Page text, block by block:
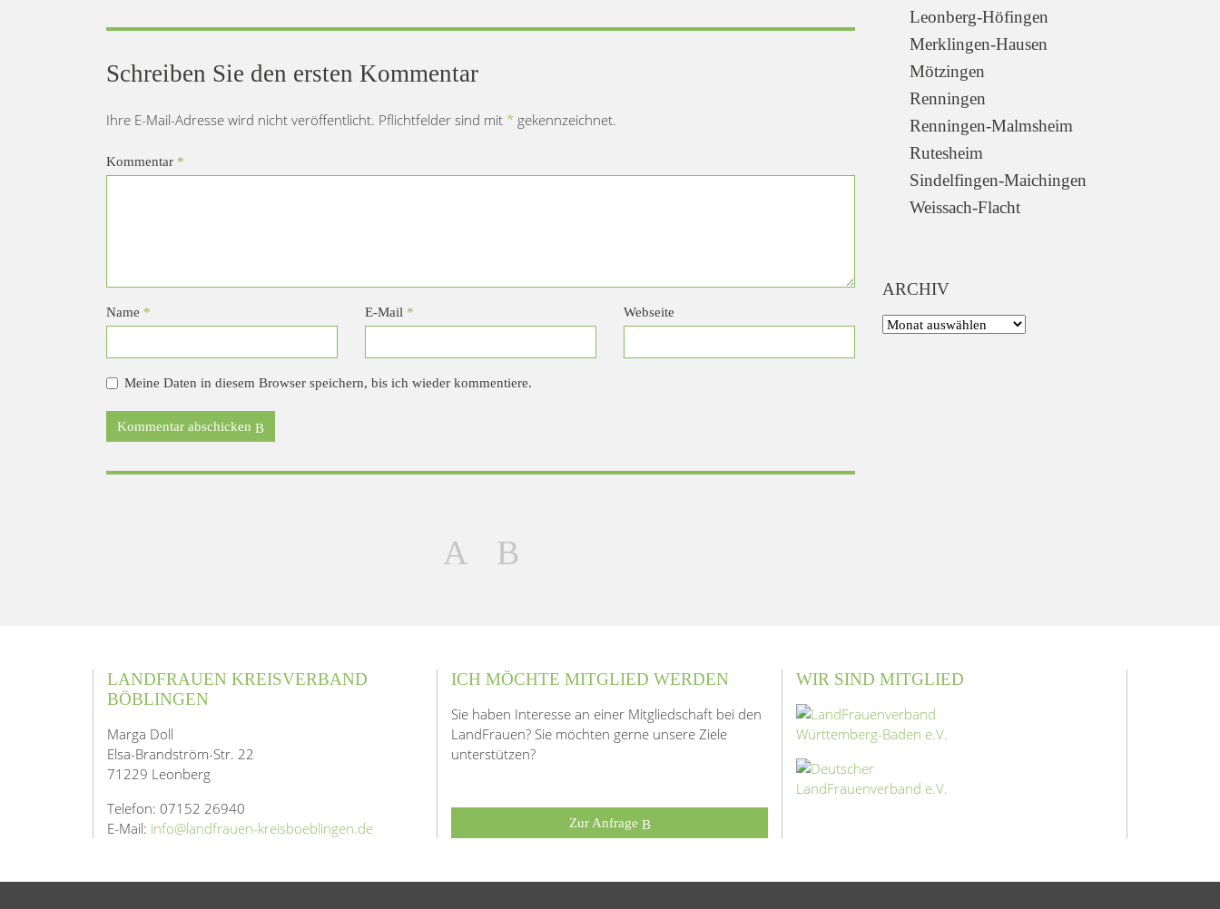
Schreiben Sie den ersten Kommentar
Ihre E-Mail-Adresse wird nicht veröffentlicht. Pflichtfelder sind mit * gekennzeichnet.
Kommentar *
Name * E-Mail * Webseite
Meine Daten in diesem Browser speichern, bis ich wieder kommentiere.
Kommentar abschicken
Leonberg-Höfingen
Merklingen-Hausen
Mötzingen
Renningen
Renningen-Malmsheim
Rutesheim
Sindelfingen-Maichingen
Weissach-Flacht
ARCHIV
LANDFRAUEN KREISVERBAND
BÖBLINGEN
Marga Doll
Elsa-Brandström-Str. 22
71229 Leonberg
Telefon: 07152 26940
E-Mail: info@landfrauen-kreisboeblingen.de
ICH MÖCHTE MITGLIED WERDEN
Sie haben Interesse an einer Mitgliedschaft bei den
LandFrauen? Sie möchten gerne unsere Ziele
unterstützen?
Zur Anfrage
WIR SIND MITGLIED